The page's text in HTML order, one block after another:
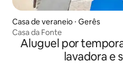
Casa de veraneio ⋅ Gerês
Casa da Fonte
Aluguel por
lavadora e